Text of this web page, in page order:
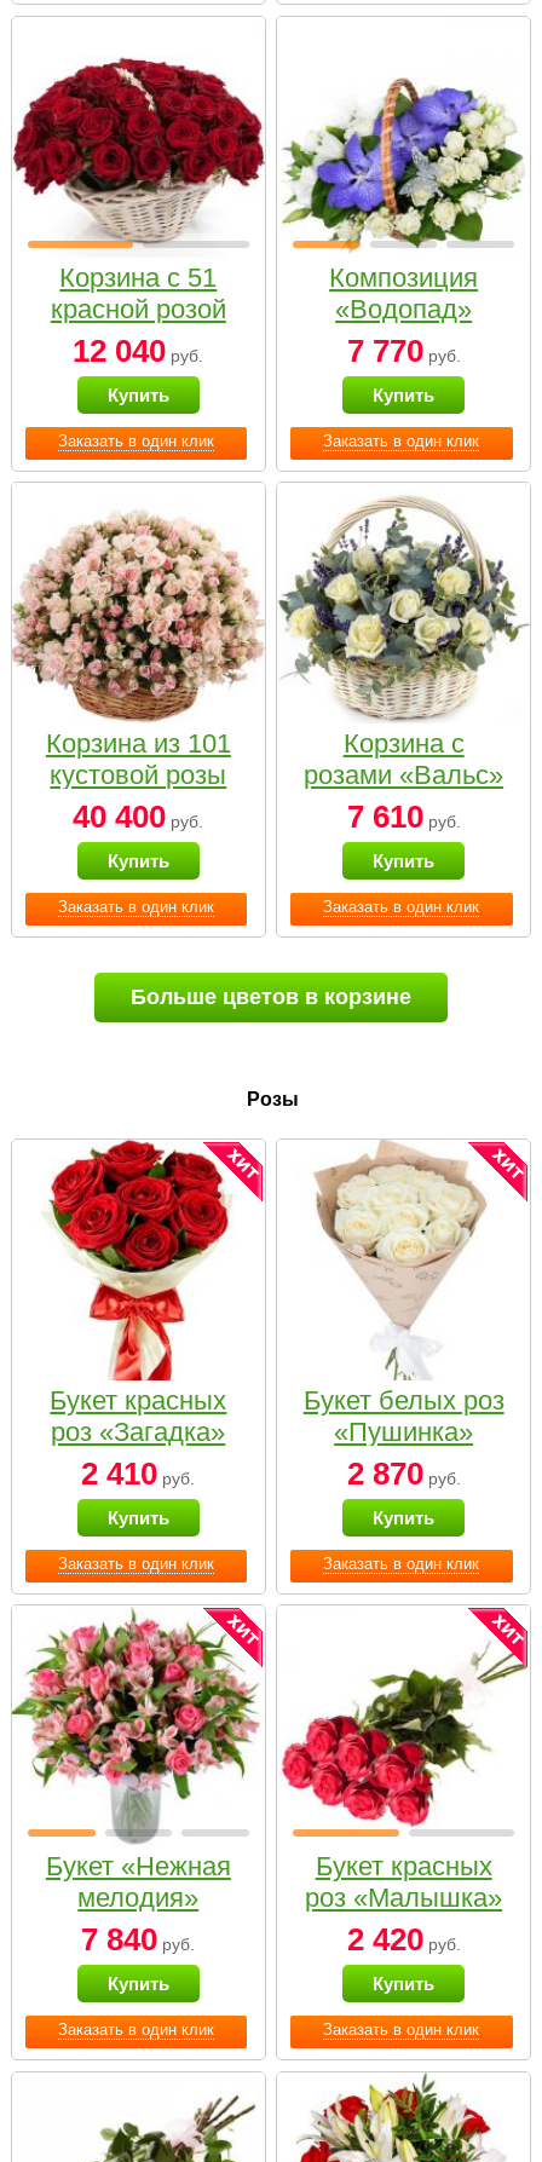
Заказать в один клик
Корзина с 51
красной розой
12 040 руб.
Купить
Заказать в один клик
Композиция
«Водопад»
7 770руб.
Купить
Заказать в один клик
Корзина из 101
кустовой розы
нежных тонов
40 400 руб.
Купить
Заказать в один клик
Корзина с
розами «Вальс»
7 610руб.
Купить
Больше цветов в корзине
Розы
Заказать в один клик
Букет красных
роз «Загадка»
2 410 руб.
Купить
Заказать в один клик
Букет белых роз
«Пушинка»
2 870руб.
Купить
Заказать в один клик
Букет «Нежная
мелодия»
7 840 руб.
Купить
Заказать в один клик
Букет красных
роз «Малышка»
2 420руб.
Купить